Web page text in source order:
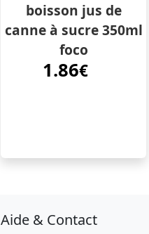
boisson jus de
canne à sucre 350ml
foco
1.86€
Aide & Contact